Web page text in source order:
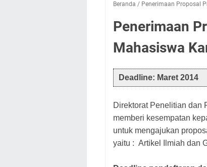
Beranda / Penerimaan Proposal
Penerimaan
Mahasiswa
Deadline: Maret 2014
Direktorat Penelitian dan
memberi kesempatan
untuk mengajukan
yaitu : Artikel Ilmiah dan